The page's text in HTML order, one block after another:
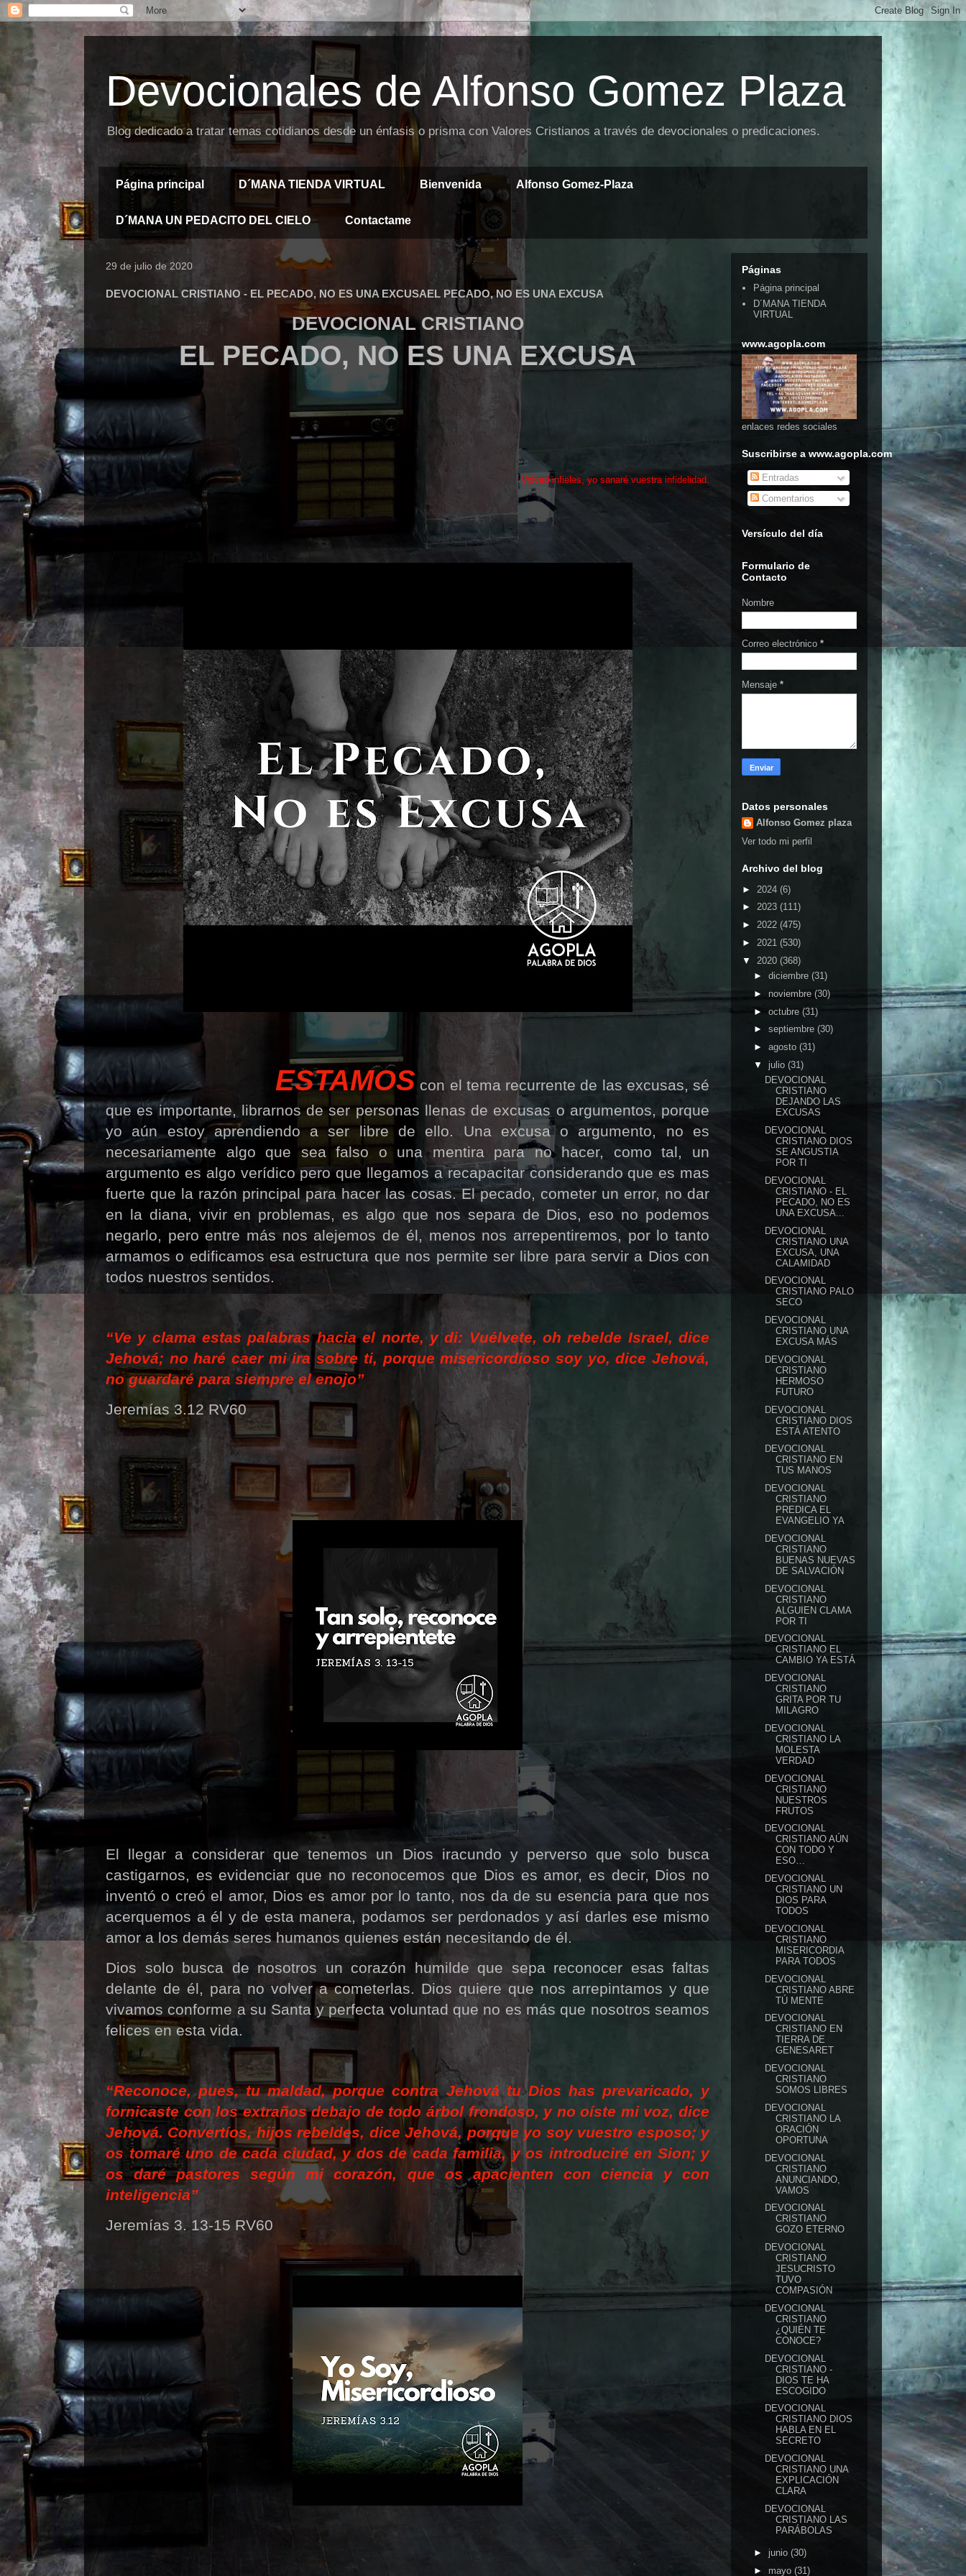
Devocionales de Alfonso Gomez Plaza
Blog dedicado a tratar temas cotidianos desde un énfasis o prisma con Valores Cristianos a través de devocionales o predicaciones.
Página principal D´MANA TIENDA VIRTUAL Bienvenida Alfonso Gomez-Plaza
D´MANA UN PEDACITO DEL CIELO Contactame
29 de julio de 2020
DEVOCIONAL CRISTIANO - EL PECADO, NO ES UNA EXCUSAEL PECADO, NO ES UNA EXCUSA
DEVOCIONAL CRISTIANO
EL PECADO, NO ES UNA EXCUSA
Volved infieles, yo sanaré vuestra infidelidad.
ESTAMOS con el tema recurrente de las excusas, sé
que es importante, librarnos de ser personas llenas de excusas o argumentos, porque
yo aún estoy aprendiendo a ser libre de ello. Una excusa o argumento, no es
necesariamente algo que sea falso o una mentira para no hacer, como tal, un
argumento es algo verídico pero que llegamos a recapacitar considerando que es mas
fuerte que la razón principal para hacer las cosas. El pecado, cometer un error, no dar
en la diana, vivir en problemas, es algo que nos separa de Dios, eso no podemos
negarlo, pero entre más nos alejemos de él, menos nos arrepentiremos, por lo tanto
armamos o edificamos esa estructura que nos permite ser libre para servir a Dios con
todos nuestros sentidos.
“Ve y clama estas palabras hacia el norte, y di: Vuélvete, oh rebelde Israel, dice
Jehová; no harécaer mi ira sobre ti, porque misericordioso soy yo, dice Jehová,
no guardaré para siempre el enojo”
Jeremías 3.12 RV60
El llegar a considerar que tenemos un Dios iracundo y perverso que solo busca
castigarnos, es evidenciar que no reconocemos que Dios es amor, es decir, Dios no
inventó o creó el amor, Dios es amor por lo tanto, nos da de su esencia para que nos
acerquemos a él y de esta manera, podamos ser perdonados y así darles ese mismo
amor a los demás seres humanos quienes están necesitando de él.
Dios solo busca de nosotros un corazón humilde que sepa reconocer esas faltas
delante de él, para no volver a cometerlas. Dios quiere que nos arrepintamos y que
vivamos conforme a su Santa y perfecta voluntad que no es más que nosotros seamos
felices en esta vida.
“Reconoce, pues, tu maldad, porque contra Jehová tu Dios has prevaricado, y
fornicaste con los extraños debajo de todo árbol frondoso, y no oíste mi voz, dice
Jehová. Convertíos, hijos rebeldes, dice Jehová, porque yo soy vuestro esposo; y
os tomaré uno de cada ciudad, y dos de cada familia, y os introduciré en Sion; y
os darépastores según mi corazón, que os apacienten con ciencia y con
inteligencia”
Jeremías 3. 13-15 RV60
Páginas
Página principal
D´MANA TIENDA
VIRTUAL
www.agopla.com
enlaces redes sociales
Suscribirse a www.agopla.com
Entradas
Comentarios
Versículo del día
Formulario de
Contacto
Nombre
Correo electrónico *
Mensaje *
Datos personales
Alfonso Gomez plaza
Ver todo mi perfil
Archivo del blog
► 2024 (6)
► 2023 (111)
► 2022 (475)
► 2021 (530)
▼ 2020 (368)
► diciembre (31)
► noviembre (30)
► octubre (31)
► septiembre (30)
► agosto (31)
▼ julio (31)
DEVOCIONAL
CRISTIANO
DEJANDO LAS
EXCUSAS
DEVOCIONAL
CRISTIANO DIOS
SE ANGUSTIA
POR TI
DEVOCIONAL
CRISTIANO - EL
PECADO, NO ES
UNA EXCUSA...
DEVOCIONAL
CRISTIANO UNA
EXCUSA, UNA
CALAMIDAD
DEVOCIONAL
CRISTIANO PALO
SECO
DEVOCIONAL
CRISTIANO UNA
EXCUSA MÁS
DEVOCIONAL
CRISTIANO
HERMOSO
FUTURO
DEVOCIONAL
CRISTIANO DIOS
ESTÁ ATENTO
DEVOCIONAL
CRISTIANO EN
TUS MANOS
DEVOCIONAL
CRISTIANO
PREDICA EL
EVANGELIO YA
DEVOCIONAL
CRISTIANO
BUENAS NUEVAS
DE SALVACIÓN
DEVOCIONAL
CRISTIANO
ALGUIEN CLAMA
POR TI
DEVOCIONAL
CRISTIANO EL
CAMBIO YA ESTÁ
DEVOCIONAL
CRISTIANO
GRITA POR TU
MILAGRO
DEVOCIONAL
CRISTIANO LA
MOLESTA
VERDAD
DEVOCIONAL
CRISTIANO
NUESTROS
FRUTOS
DEVOCIONAL
CRISTIANO AÚN
CON TODO Y
ESO…
DEVOCIONAL
CRISTIANO UN
DIOS PARA
TODOS
DEVOCIONAL
CRISTIANO
MISERICORDIA
PARA TODOS
DEVOCIONAL
CRISTIANO ABRE
TÚ MENTE
DEVOCIONAL
CRISTIANO EN
TIERRA DE
GENESARET
DEVOCIONAL
CRISTIANO
SOMOS LIBRES
DEVOCIONAL
CRISTIANO LA
ORACIÓN
OPORTUNA
DEVOCIONAL
CRISTIANO
ANUNCIANDO,
VAMOS
DEVOCIONAL
CRISTIANO
GOZO ETERNO
DEVOCIONAL
CRISTIANO
JESUCRISTO
TUVO
COMPASIÓN
DEVOCIONAL
CRISTIANO
¿QUIÉN TE
CONOCE?
DEVOCIONAL
CRISTIANO -
DIOS TE HA
ESCOGIDO
DEVOCIONAL
CRISTIANO DIOS
HABLA EN EL
SECRETO
DEVOCIONAL
CRISTIANO UNA
EXPLICACIÓN
CLARA
DEVOCIONAL
CRISTIANO LAS
PARÁBOLAS
► junio (30)
► mayo (31)